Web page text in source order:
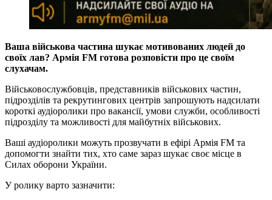
Ваша військова частина шукає мотивованих людей до
своїх лав? Армія FM готова розповісти про це своїм
слухачам.
Військовослужбовців, представників військових частин,
підрозділів та рекрутингових центрів запрошують надсилати
короткі аудіоролики про вакансії, умови служби, особливості
підрозділу та можливості для майбутніх військових.
Ваші аудіоролики можуть прозвучати в ефірі Армія FM та
допомогти знайти тих, хто саме зараз шукає своє місце в
Силах оборони України.
У ролику варто зазначити: